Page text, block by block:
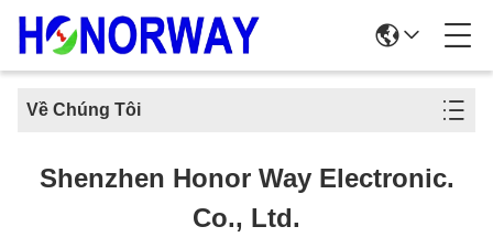
Về Chúng Tôi
Shenzhen Honor Way Electronic.
Co., Ltd.